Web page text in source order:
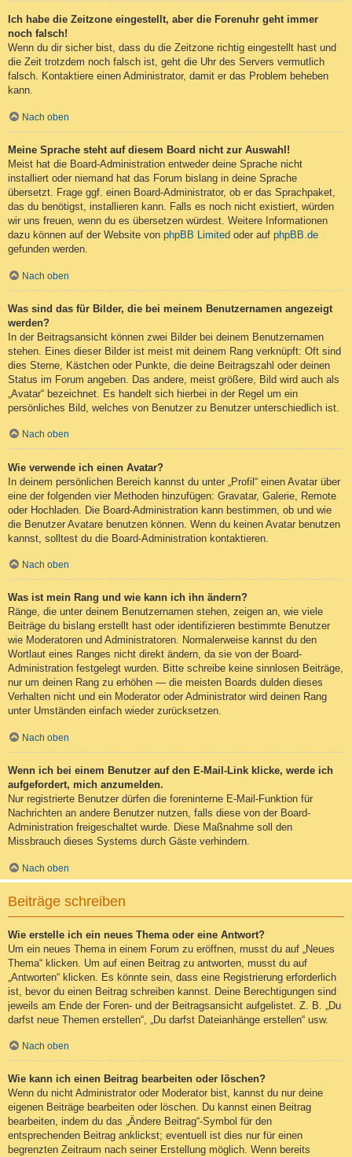
Ich habe die Zeitzone eingestellt, aber die Forenuhr geht immer
noch falsch!
Wenn du dir sicher bist, dass du die Zeitzone richtig eingestellt hast und
die Zeit trotzdem noch falsch ist, geht die Uhr des Servers vermutlich
falsch. Kontaktiere einen Administrator, damit er das Problem beheben
kann.
Nach oben
Meine Sprache steht auf diesem Board nicht zur Auswahl!
Meist hat die Board-Administration entweder deine Sprache nicht
installiert oder niemand hat das Forum bislang in deine Sprache
übersetzt. Frage ggf. einen Board-Administrator, ob er das Sprachpaket,
das du benötigst, installieren kann. Falls es noch nicht existiert, würden
wir uns freuen, wenn du es übersetzen würdest. Weitere Informationen
dazu können auf der Website von phpBB Limited oder auf phpBB.de
gefunden werden.
Nach oben
Was sind das für Bilder, die bei meinem Benutzernamen angezeigt
werden?
In der Beitragsansicht können zwei Bilder bei deinem Benutzernamen
stehen. Eines dieser Bilder ist meist mit deinem Rang verknüpft: Oft sind
dies Sterne, Kästchen oder Punkte, die deine Beitragszahl oder deinen
Status im Forum angeben. Das andere, meist größere, Bild wird auch als
„Avatar“ bezeichnet. Es handelt sich hierbei in der Regel um ein
persönliches Bild, welches von Benutzer zu Benutzer unterschiedlich ist.
Nach oben
Wie verwende ich einen Avatar?
In deinem persönlichen Bereich kannst du unter „Profil“ einen Avatar über
eine der folgenden vier Methoden hinzufügen: Gravatar, Galerie, Remote
oder Hochladen. Die Board-Administration kann bestimmen, ob und wie
die Benutzer Avatare benutzen können. Wenn du keinen Avatar benutzen
kannst, solltest du die Board-Administration kontaktieren.
Nach oben
Was ist mein Rang und wie kann ich ihn ändern?
Ränge, die unter deinem Benutzernamen stehen, zeigen an, wie viele
Beiträge du bislang erstellt hast oder identifizieren bestimmte Benutzer
wie Moderatoren und Administratoren. Normalerweise kannst du den
Wortlaut eines Ranges nicht direkt ändern, da sie von der Board-
Administration festgelegt wurden. Bitte schreibe keine sinnlosen Beiträge,
nur um deinen Rang zu erhöhen — die meisten Boards dulden dieses
Verhalten nicht und ein Moderator oder Administrator wird deinen Rang
unter Umständen einfach wieder zurücksetzen.
Nach oben
Wenn ich bei einem Benutzer auf den E-Mail-Link klicke, werde ich
aufgefordert, mich anzumelden.
Nur registrierte Benutzer dürfen die foreninterne E-Mail-Funktion für
Nachrichten an andere Benutzer nutzen, falls diese von der Board-
Administration freigeschaltet wurde. Diese Maßnahme soll den
Missbrauch dieses Systems durch Gäste verhindern.
Nach oben
Beiträge schreiben
Wie erstelle ich ein neues Thema oder eine Antwort?
Um ein neues Thema in einem Forum zu eröffnen, musst du auf „Neues
Thema“ klicken. Um auf einen Beitrag zu antworten, musst du auf
„Antworten“ klicken. Es könnte sein, dass eine Registrierung erforderlich
ist, bevor du einen Beitrag schreiben kannst. Deine Berechtigungen sind
jeweils am Ende der Foren- und der Beitragsansicht aufgelistet. Z. B. „Du
darfst neue Themen erstellen“, „Du darfst Dateianhänge erstellen“ usw.
Nach oben
Wie kann ich einen Beitrag bearbeiten oder löschen?
Wenn du nicht Administrator oder Moderator bist, kannst du nur deine
eigenen Beiträge bearbeiten oder löschen. Du kannst einen Beitrag
bearbeiten, indem du das „Ändere Beitrag“-Symbol für den
entsprechenden Beitrag anklickst; eventuell ist dies nur für einen
begrenzten Zeitraum nach seiner Erstellung möglich. Wenn bereits